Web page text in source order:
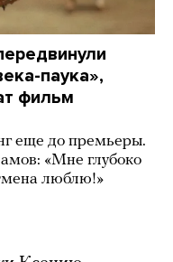
паука»,
фильм
еще до премьеры.
«Мне глубоко
люблю!»